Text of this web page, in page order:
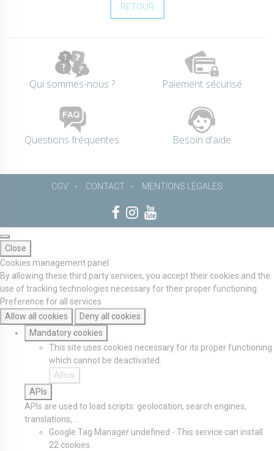
RETOUR
Qui sommes-nous ? Paiement sécurisé
Questions fréquentes Besoin d'aide
CGV CONTACT MENTIONS LÉGALES
Close
Cookies management panel
By allowing these third party services, you accept their cookies and the
use of tracking technologies necessary for their proper functioning.
Preference for all services
Allow all cookies
Deny all cookies
Mandatory cookies
This site uses cookies necessary for its proper functioning
which cannot be deactivated.
Allow
APIs
APIs are used to load scripts: geolocation, search engines,
translations, ...
Google Tag Manager undefined - This service can install
22 cookies.